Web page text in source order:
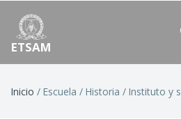
ETSAM
Ruta
Inicio Escuela Historia Instituto y